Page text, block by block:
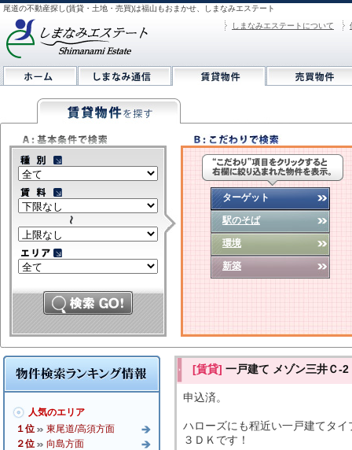
尾道の不動産探し(賃貸・土地・売買)は福山もおまかせ、しまなみエステート
しまなみエステートについて
ターゲット
駅のそば
環境
新築
[賃貸] 一戸建て メゾン三井Ｃ-
申込済。
ハローズにも程近い一戸建てタイ
３ＤＫです！
人気のエリア
１位
東尾道/高須方面
２位
向島方面